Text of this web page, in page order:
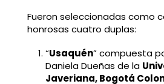
Fueron seleccionadas como
honrosas cuatro duplas:
“Usaquén” compuesta
Daniela Dueñas de la
Javeriana, Bogotá